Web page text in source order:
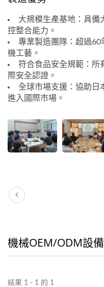
大規模生產基地：具備
控整合能力。
專業製造團隊：超過
機工藝。
符合食品安全規範：所
際安全認證。
全球市場支援：協助日
進入國際市場。
機械OEM/ODM設
結果 1 - 1 的 1